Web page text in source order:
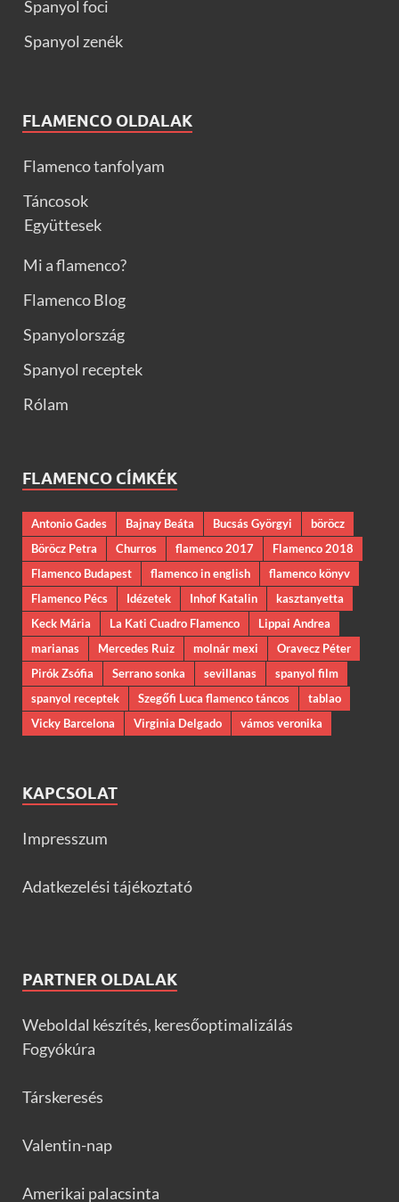
Spanyol foci
Spanyol zenék
FLAMENCO OLDALAK
Flamenco tanfolyam
Táncosok
Együttesek
Mi a flamenco?
Flamenco Blog
Spanyolország
Spanyol receptek
Rólam
FLAMENCO CÍMKÉK
Antonio Gades Bajnay Beáta Bucsás Györgyi
böröcz
Böröcz Petra
Churros flamenco 2017
Flamenco 2018
Flamenco Budapest
flamenco in english
flamenco könyv
Flamenco Pécs
Idézetek Inhof Katalin
kasztanyetta
Keck Mária
La Kati Cuadro Flamenco
Lippai Andrea
marianas
Mercedes Ruiz molnár mexi
Oravecz Péter
Pirók Zsófia
Serrano sonka sevillanas
spanyol film
spanyol receptek
Szegőfi Luca flamenco táncos
tablao
Vicky Barcelona
Virginia Delgado vámos veronika
KAPCSOLAT
Impresszum
Adatkezelési tájékoztató
PARTNER OLDALAK
Weboldal készítés, keresőoptimalizálás
Fogyókúra
Társkeresés
Valentin-nap
Amerikai palacsinta